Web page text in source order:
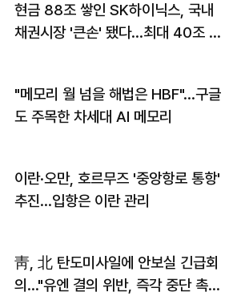
현금 88조 쌓인 SK하이닉스, 국내
채권시장 '큰손' 됐다…최대 40조 투
"메모리 월 넘을 해법은 HBF"…구글
도 주목한 차세대 AI 메모리
이란·오만, 호르무즈 '중앙항로 통항'
추진…입항은 이란 관리
靑, 北 탄도미사일에 안보실 긴급회
의…"유엔 결의 위반, 즉각 중단 촉